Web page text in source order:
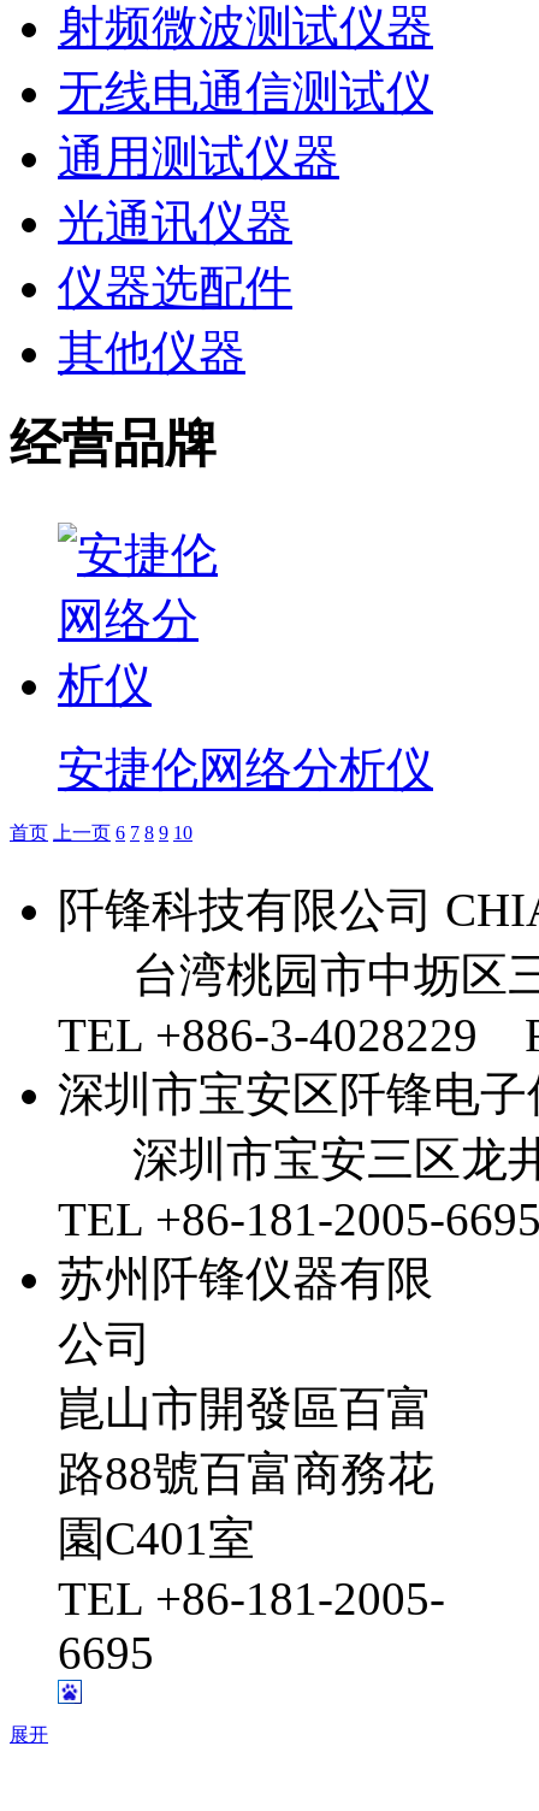
射频微波测试仪器
无线电通信测试仪
通用测试仪器
光通讯仪器
仪器选配件
其他仪器
经营品牌
安捷伦网络分析仪
首页 上一页 6 7 8 9 10
阡锋科技有限公司
台湾桃园市中坜区
TEL +886-3-4028229
深圳市宝安区阡锋电
深圳市宝安三区龙
TEL +86-181-2005-
苏州阡锋仪器有限
公司
崑山市開發區百富
路88號百富商務花
園C401室
TEL +86-181-2005-
6695
展开